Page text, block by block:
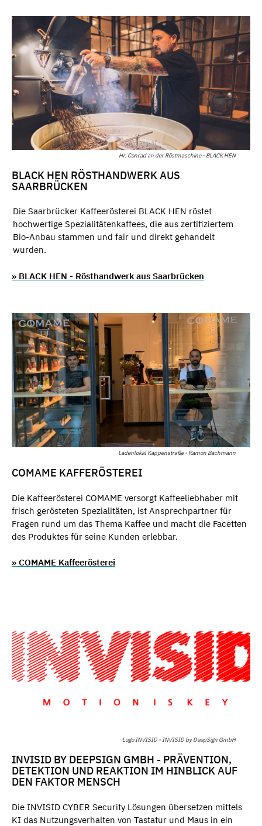
Hr. Conrad an der Röstmaschine - BLACK HEN
BLACK HEN RÖSTHANDWERK AUS
SAARBRÜCKEN
Die Saarbrücker Kaffeerösterei BLACK HEN röstet
hochwertige Spezialitätenkaffees, die aus zertifiziertem
Bio-Anbau stammen und fair und direkt gehandelt
wurden.
» BLACK HEN - Rösthandwerk aus Saarbrücken
Ladenlokal Kappenstraße - Ramon Bachmann
COMAME KAFFERÖSTEREI
Die Kaffeerösterei COMAME versorgt Kaffeeliebhaber mit
frisch gerösteten Spezialitäten, ist Ansprechpartner für
Fragen rund um das Thema Kaffee und macht die Facetten
des Produktes für seine Kunden erlebbar.
» COMAME Kaffeerösterei
Logo INVISID - INVISID by DeepSign GmbH
INVISID BY DEEPSIGN GMBH - PRÄVENTION,
DETEKTION UND REAKTION IM HINBLICK AUF
DEN FAKTOR MENSCH
Die INVISID CYBER Security Lösungen übersetzen mittels
KI das Nutzungsverhalten von Tastatur und Maus in ein